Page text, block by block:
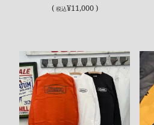
( 税込¥11,000 )